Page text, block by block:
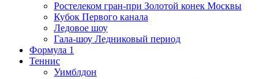
Ростелеком гран-при Золотой конек Москвы
Кубок Первого канала
Ледовое шоу
Гала-шоу Ледниковый период
Формула 1
Теннис
Уимблдон